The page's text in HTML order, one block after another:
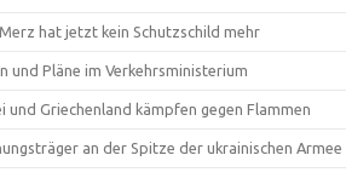
hat jetzt kein Schutzschild mehr
und Pläne im Verkehrsministerium
und Griechenland kämpfen gegen Flammen
an der Spitze der ukrainischen Armee